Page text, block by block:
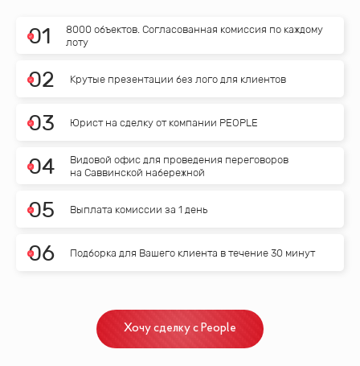
01
8000 объектов. Согласованная комиссия по каждому
лоту
02 Крутые презентации без лого для клиентов
03 Юрист на сделку от компании PEOPLE
04
Видовой офис для проведения переговоров
на Саввинской набережной
05 Выплата комиссии за 1 день
06 Подборка для Вашего клиента в течение 30 минут
Хочу сделку с People